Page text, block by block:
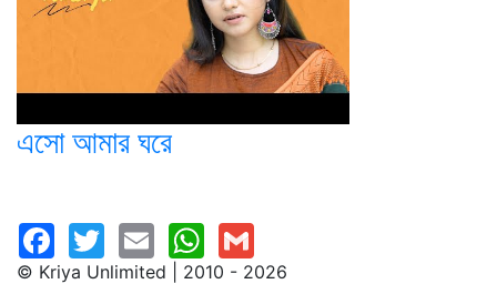
এসো আমার ঘরে
© Kriya Unlimited | 2010 - 2026